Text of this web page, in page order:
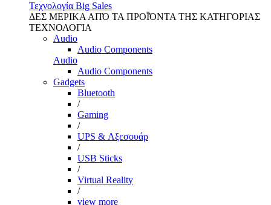
Τεχνολογία Big Sales
ΔΕΣ ΜΕΡΙΚΑ ΑΠΌ ΤΑ ΠΡΟΪΌΝΤΑ ΤΗΣ ΚΑΤΗΓΟΡΙΑΣ
ΤΕΧΝΟΛΟΓΙΑ
Audio
Audio Components
Audio
Audio Components
Gadgets
Bluetooth
/
Gaming
/
UPS & Αξεσουάρ
/
USB Sticks
/
Virtual Reality
/
view more